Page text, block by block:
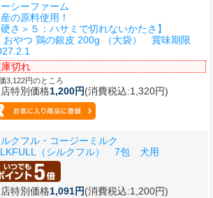
シーファーム
の原料使用！
硬さ＞５：ハサミで切れないかたさ】
おやつ 鶏の銀皮 200g （大袋） 賞味期限
切れ
3,122円のところ
特別価格1,200円(消費税込:1,320円)
クフル・コージーミルク
（シルクフル） 7包 犬用
特別価格1,091円(消費税込:1,200円)